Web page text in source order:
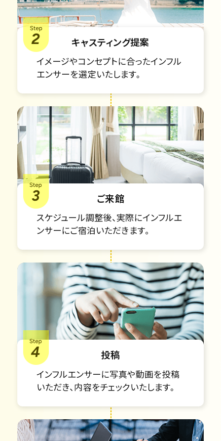
キャスティング提案
イメージやコンセプトに合ったインフル
エンサーを選定いたします。
ご来館
スケジュール調整後、実際にインフルエ
ンサーにご宿泊いただきます。
投稿
インフルエンサーに写真や動画を投稿
いただき、内容をチェックいたします。